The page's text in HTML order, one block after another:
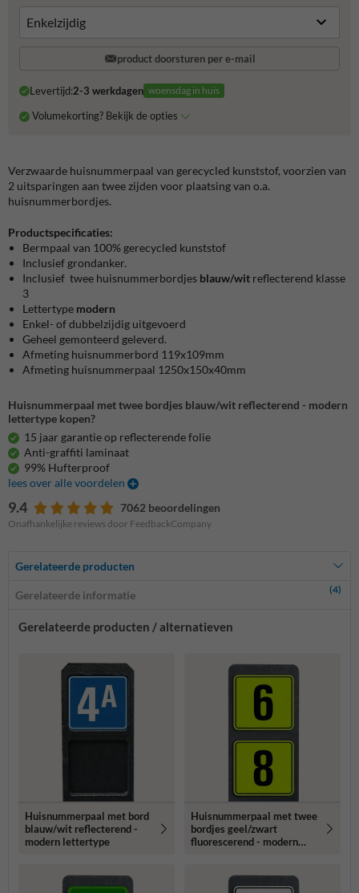
product doorsturen per e-mail
Levertijd:2-3 werkdagen woensdag in huis
Volumekorting? Bekijk de opties
Verzwaarde huisnummerpaal van gerecycled kunststof, voorzien van
2 uitsparingen aan twee zijden voor plaatsing van o.a.
huisnummerbordjes.
Productspecificaties:
Bermpaal van 100% gerecycled kunststof
Inclusief grondanker.
Inclusief twee huisnummerbordjes blauw/wit reflecterend klasse
3
Lettertype modern
Enkel- of dubbelzijdig uitgevoerd
Geheel gemonteerd geleverd.
Afmeting huisnummerbord 119x109mm
Afmeting huisnummerpaal 1250x150x40mm
Huisnummerpaal met twee bordjes blauw/wit reflecterend - modern
lettertype kopen?
15 jaar garantie op reflecterende folie
Anti-graffiti laminaat
99% Hufterproof
lees over alle voordelen
9.4 7062 beoordelingen
Onafhankelijke reviews door FeedbackCompany
Gerelateerde producten
Gerelateerde informatie (4)
Gerelateerde producten / alternatieven
Huisnummerpaal met bord
blauw/wit reflecterend -
modern lettertype
Huisnummerpaal met twee
bordjes geel/zwart
fluorescerend - modern